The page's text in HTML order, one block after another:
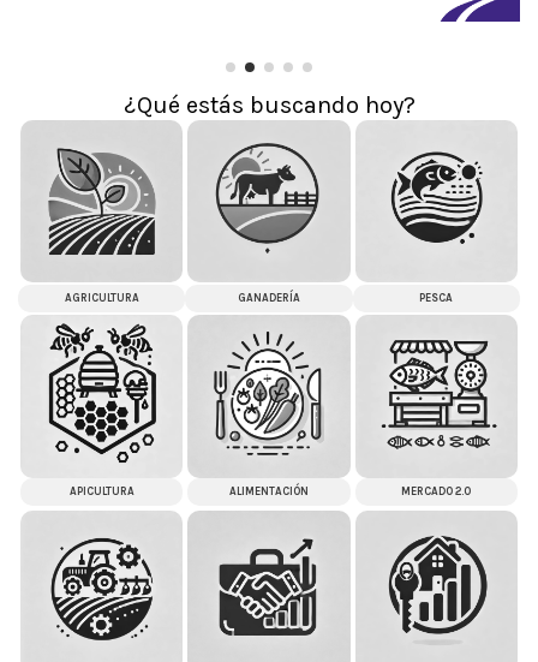
¿Qué estás buscando hoy?
AGRICULTURA GANADERÍA PESCA
APICULTURA ALIMENTACIÓN MERCADO 2.0